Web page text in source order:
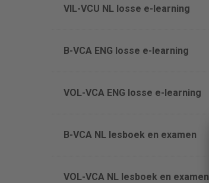
VIL-VCU NL losse e-learning
B-VCA ENG losse e-learning
VOL-VCA ENG losse e-learning
B-VCA NL lesboek en examen
VOL-VCA NL lesboek en examen